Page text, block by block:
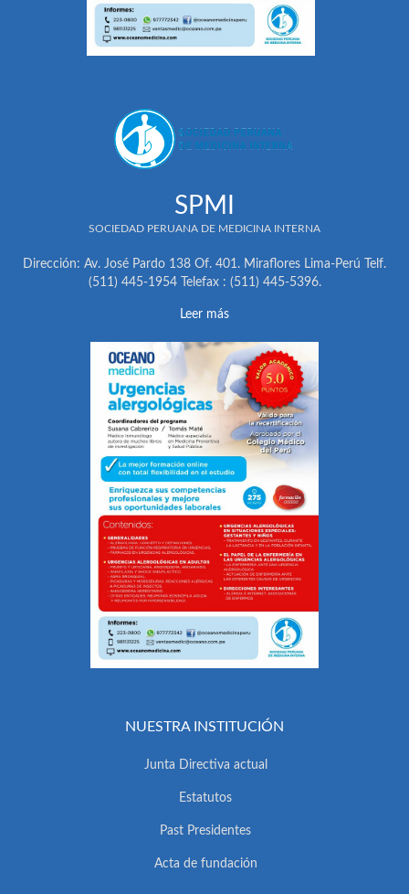
SPMI
SOCIEDAD PERUANA DE MEDICINA INTERNA
Dirección: Av. José Pardo 138 Of. 401. Miraflores Lima-Perú Telf.
(511) 445-1954 Telefax : (511) 445-5396.
Leer más
NUESTRA INSTITUCIÓN
Junta Directiva actual
Estatutos
Past Presidentes
Acta de fundación